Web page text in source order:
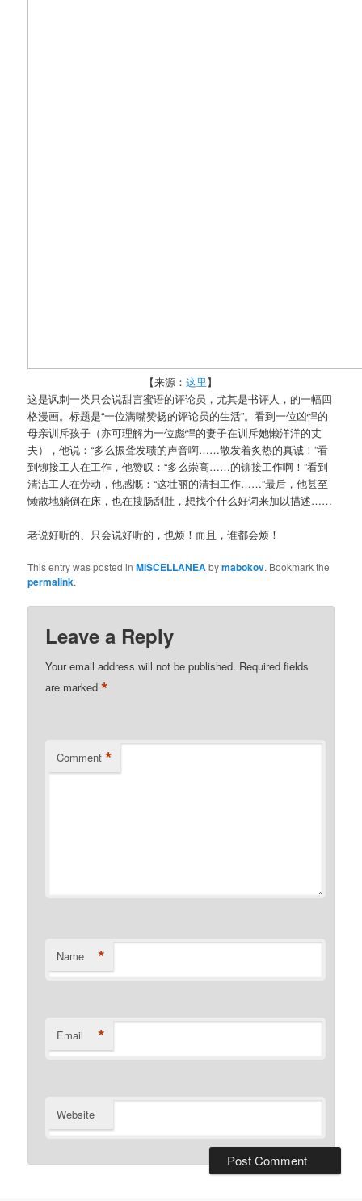
【来源：这里】
这是讽刺一类只会说甜言蜜语的评论员，尤其是书评人，的一幅四
格漫画。标题是“一位满嘴赞扬的评论员的生活”。看到一位凶悍的
母亲训斥孩子（亦可理解为一位彪悍的妻子在训斥她懒洋洋的丈
夫），他说：“多么振聋发聩的声音啊……散发着炙热的真诚！”看
到铆接工人在工作，他赞叹：“多么崇高……的铆接工作啊！”看到
清洁工人在劳动，他感慨：“这壮丽的清扫工作……”最后，他甚至
懒散地躺倒在床，也在搜肠刮肚，想找个什么好词来加以描述……
老说好听的、只会说好听的，也烦！而且，谁都会烦！
This entry was posted inMISCELLANEAbymabokov. Bookmark the
permalink.
Leave a Reply
Your email address will not be published. Required fields
are marked*
Comment *
Name *
Email *
Website